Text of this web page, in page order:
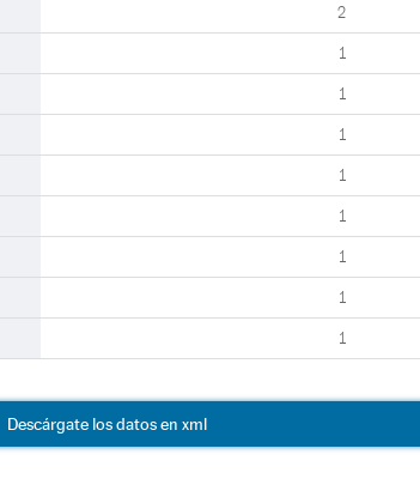
2
1
1
1
1
1
1
1
1
Descárgate los datos en xml